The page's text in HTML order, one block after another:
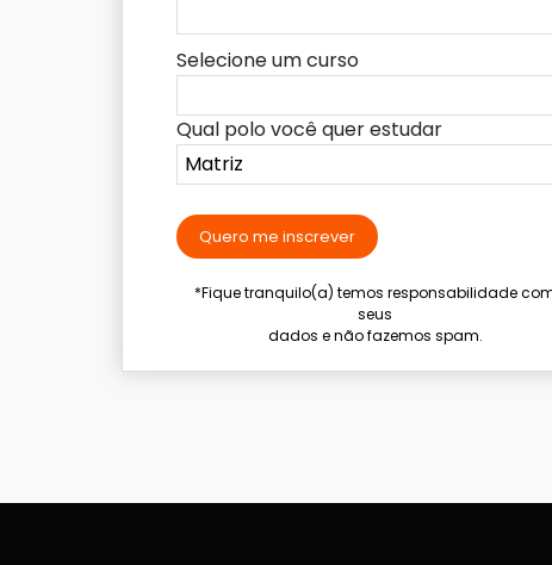
Selecione um curso
Qual polo você quer estudar
Quero me inscrever
*Fique tranquilo(a) temos responsabilidade
seus
dados e não fazemos spam.